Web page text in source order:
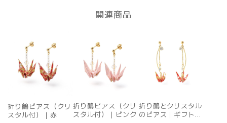
関連商品
折り鶴ピアス（クリ
スタル付）｜赤
折り鶴ピアス（クリ
スタル付）｜ピンク
折り鶴とクリスタル
のピアス｜ギフトボ